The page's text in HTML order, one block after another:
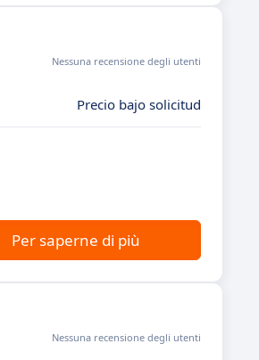
Nessuna recensione degli utenti
Precio bajo solicitud
Per saperne di più
Nessuna recensione degli utenti